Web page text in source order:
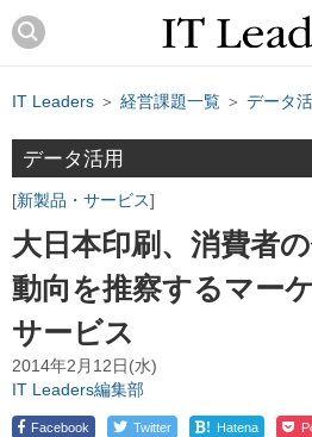
IT Leaders ＞ 経営課題一覧 ＞ データ
データ活用
新製品・サービス
大日本印刷、消費者
動向を推察するマー
サービス
2014年2月12日(水)
IT Leaders編集部
Facebook Twitter ! Hatena